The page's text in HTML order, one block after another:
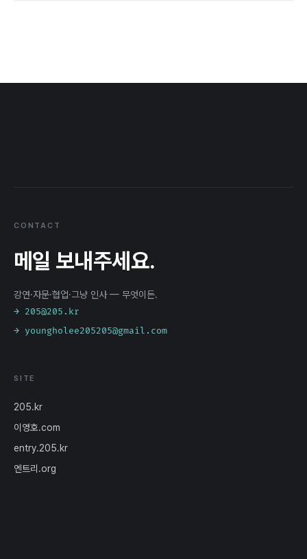
CONTACT
메일 보내주세요.
강연·자문·협업·그냥 인사 — 무엇이든.
→ 205@205.kr
→ youngholee205205@gmail.com
SITE
205.kr
이영호.com
entry.205.kr
엔트리.org